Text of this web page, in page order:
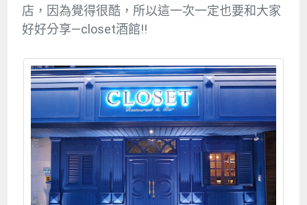
店，因為覺得很酷，所以這一次一定也要和大家
好好分享—closet酒館!!